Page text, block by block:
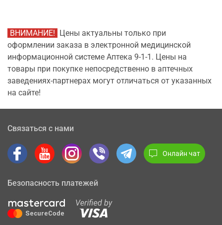
ВНИМАНИЕ!
Цены актуальны только при
оформлении заказа в электронной медицинской
информационной системе Аптека 9-1-1. Цены на
товары при покупке непосредственно в аптечных
заведениях-партнерах могут отличаться от указанных
на сайте!
Связаться с нами
Онлайн чат
Безопасность платежей